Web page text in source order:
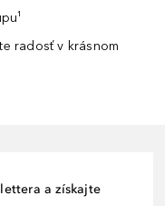
radosť v krásnom
a získajte